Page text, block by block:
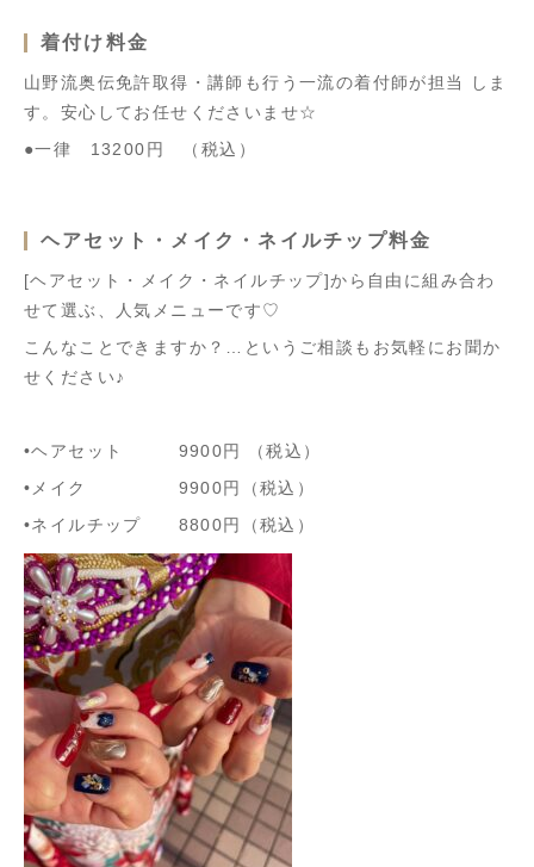
着付け料金
山野流奥伝免許取得・講師も行う一流の着付師が担当 しま
す。安心してお任せくださいませ☆
●一律 13200円 （税込）
ヘアセット・メイク・ネイルチップ料金
[ヘアセット・メイク・ネイルチップ]から自由に組み合わ
せて選ぶ、人気メニューです♡
こんなことできますか？…というご相談もお気軽にお聞か
せください♪
•ヘアセット 9900円 （税込）
•メイク 9900円（税込）
•ネイルチップ 8800円（税込）